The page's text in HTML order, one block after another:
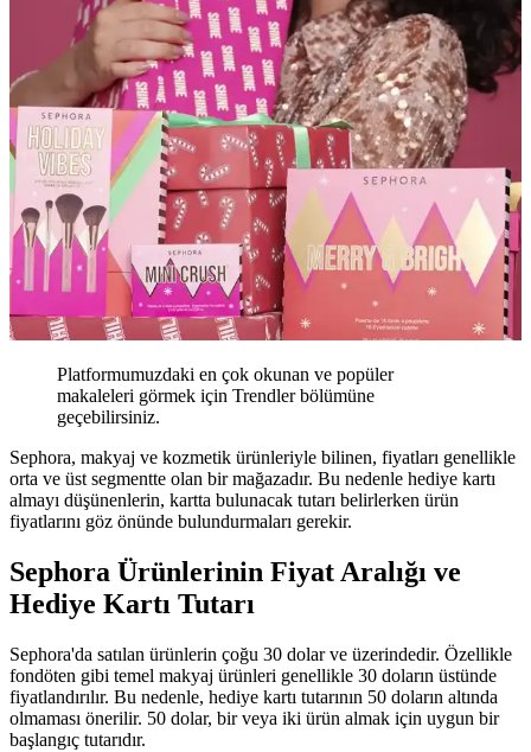
Platformumuzdaki en çok okunan ve popüler
makaleleri görmek için Trendler bölümüne
geçebilirsiniz.
Sephora, makyaj ve kozmetik ürünleriyle bilinen, fiyatları genellikle
orta ve üst segmentte olan bir mağazadır. Bu nedenle hediye kartı
almayı düşünenlerin, kartta bulunacak tutarı belirlerken ürün
fiyatlarını göz önünde bulundurmaları gerekir.
Sephora Ürünlerinin Fiyat Aralığı ve
Hediye Kartı Tutarı
Sephora'da satılan ürünlerin çoğu 30 dolar ve üzerindedir. Özellikle
fondöten gibi temel makyaj ürünleri genellikle 30 doların üstünde
fiyatlandırılır. Bu nedenle, hediye kartı tutarının 50 doların altında
olmaması önerilir. 50 dolar, bir veya iki ürün almak için uygun bir
başlangıç tutarıdır.